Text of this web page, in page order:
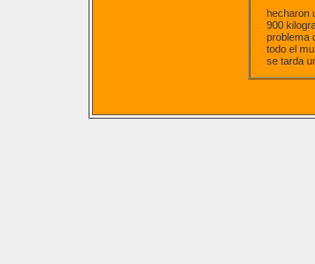
hecharon
900
problema
todo el
se tarda